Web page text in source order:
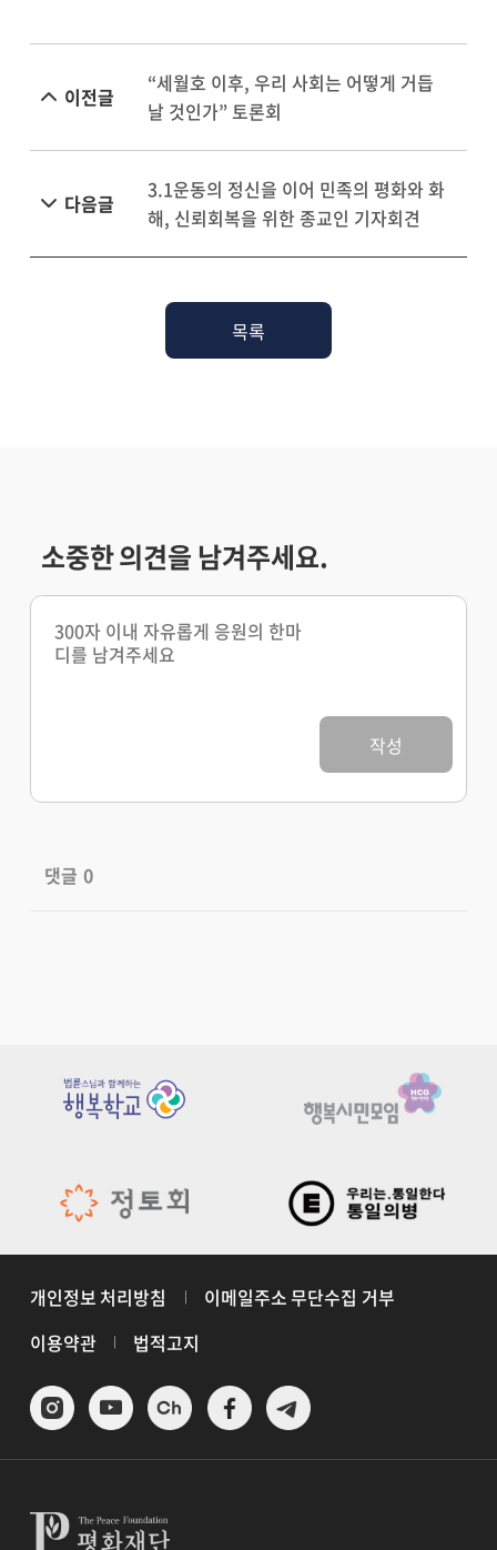
이전글
“세월호 이후, 우리 사회는 어떻게 거듭
날 것인가” 토론회
다음글
3.1운동의 정신을 이어 민족의 평화와 화
해, 신뢰회복을 위한 종교인 기자회견
목록
소중한 의견을 남겨주세요.
작성
댓글 0
개인정보 처리방침
이메일주소 무단수집 거부
이용약관
법적고지